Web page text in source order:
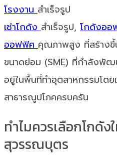
โรงงานสำเร็จรูป
เช่าโกดังสำเร็จรูป, โกดังอ
ออฟฟิศคุณภาพสูง ที่สร้างขึ้
ขนาดย่อม (SME) ที่กำลังพัฒ
อยู่ในพื้นที่ทำอุตสาหกรรมโดย
สาธารณูปโภคครบครัน
ทำไมควรเลือกโกดัง
สุวรรณบุตร